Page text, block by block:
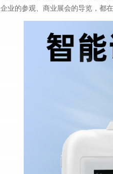
企业的参观、商业展会的导览，都